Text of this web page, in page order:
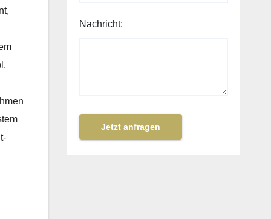
Nachricht:
Jetzt anfragen